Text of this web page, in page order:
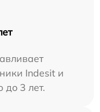
Indesit и
до 3 лет.